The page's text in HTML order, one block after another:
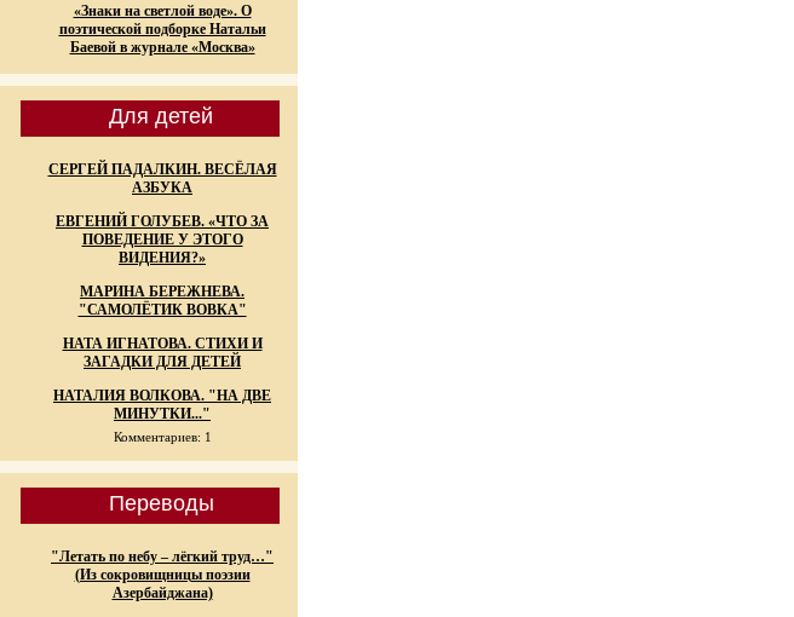
«Знаки на светлой воде». О
поэтической подборке Натальи
Баевой в журнале «Москва»
Для детей
СЕРГЕЙ ПАДАЛКИН. ВЕСЁЛАЯ
АЗБУКА
ЕВГЕНИЙ ГОЛУБЕВ. «ЧТО ЗА
ПОВЕДЕНИЕ У ЭТОГО
ВИДЕНИЯ?»
МАРИНА БЕРЕЖНЕВА.
"САМОЛЁТИК ВОВКА"
НАТА ИГНАТОВА. СТИХИ И
ЗАГАДКИ ДЛЯ ДЕТЕЙ
НАТАЛИЯ ВОЛКОВА. "НА ДВЕ
МИНУТКИ..."
Комментариев: 1
Переводы
"Летать по небу – лёгкий труд…"
(Из сокровищницы поэзии
Азербайджана)